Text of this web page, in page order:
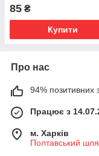
85 ₴
Купити
Про нас
94% позитивних з
Працює з
м. Харків
Полтавський